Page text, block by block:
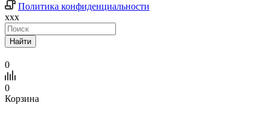
Политика конфиденциальности
xxx
Найти
0
0
Корзина